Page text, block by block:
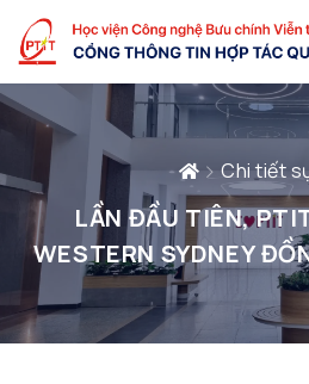
Chi tiết
LẦN ĐẦU TIÊN,
WESTERN SYDNEY
NGHỊ QUỐC TẾ
CONFERENCE ON